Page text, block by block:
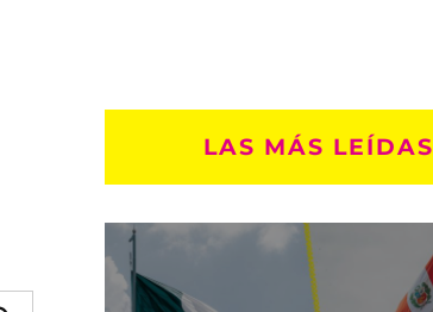
LAS MÁS LEÍDAS